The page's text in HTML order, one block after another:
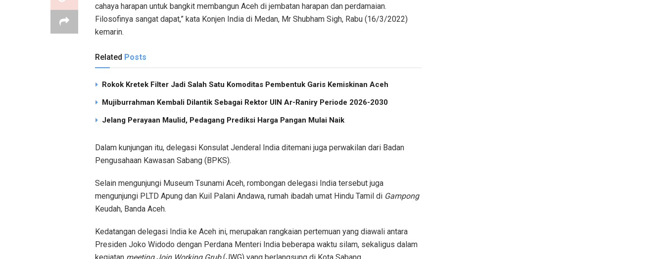
cahaya harapan untuk bangkit membangun Aceh di jembatan harapan dan perdamaian.
Filosofinya sangat dapat,” kata Konjen India di Medan, Mr Shubham Sigh, Rabu (16/3/2022)
kemarin.
Related Posts
Rokok Kretek Filter Jadi Salah Satu Komoditas Pembentuk Garis Kemiskinan Aceh
Mujiburrahman Kembali Dilantik Sebagai Rektor UIN Ar-Raniry Periode 2026-2030
Jelang Perayaan Maulid, Pedagang Prediksi Harga Pangan Mulai Naik
Dalam kunjungan itu, delegasi Konsulat Jenderal India ditemani juga perwakilan dari Badan
Pengusahaan Kawasan Sabang (BPKS).
Selain mengunjungi Museum Tsunami Aceh, rombongan delegasi India tersebut juga
mengunjungi PLTD Apung dan Kuil Palani Andawa, rumah ibadah umat Hindu Tamil di Gampong
Keudah, Banda Aceh.
Kedatangan delegasi India ke Aceh ini, merupakan rangkaian pertemuan yang diawali antara
Presiden Joko Widodo dengan Perdana Menteri India beberapa waktu silam, sekaligus dalam